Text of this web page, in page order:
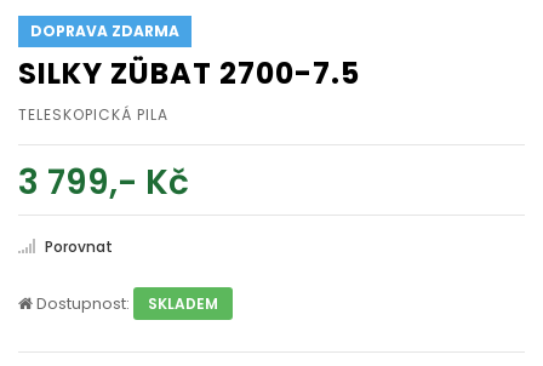
DOPRAVA ZDARMA
SILKY ZÜBAT 2700-7.5
TELESKOPICKÁ PILA
3 799,- Kč
Porovnat
Dostupnost: SKLADEM